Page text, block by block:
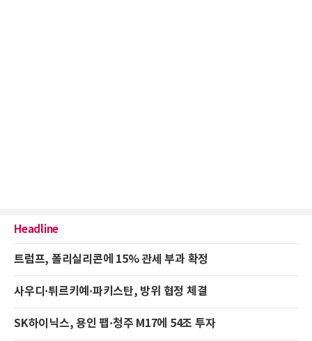
Headline
트럼프, 폴리실리콘에 15% 관세 부과 확정
사우디·튀르키예·파키스탄, 방위 협정 체결
SK하이닉스, 용인 팹·청주 M17에 54조 투자